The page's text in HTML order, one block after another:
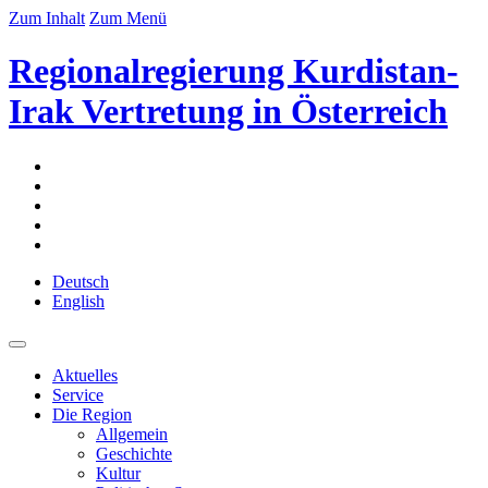
Zum Inhalt Zum Menü
Regionalregierung Kurdistan-
Irak Vertretung in Österreich
Deutsch
English
Aktuelles
Service
Die Region
Allgemein
Geschichte
Kultur